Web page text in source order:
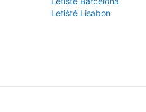
Letiště Lisabon